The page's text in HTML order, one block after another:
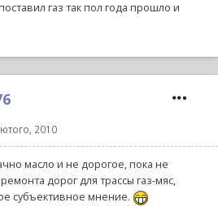
газ так пол года прошло и
2010
масло и не дорогое, пока не
дорог для трассы газ-мяс,
субъективное мнение.